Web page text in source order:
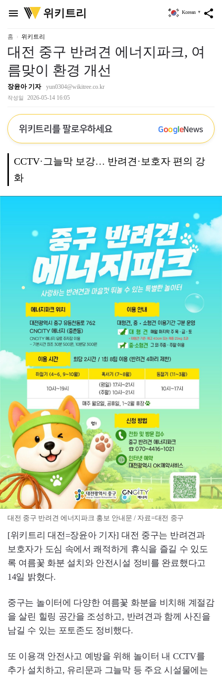
menu
위
키
리
위키트리 share
Korean ▼
홈 위키트리
대전 중구 반려견 에너지파크, 여
름맞이 환경 개선
장윤아 기자 yun0304@wikitree.co.kr
작성일 2026-05-14 16:05
위키트리를 팔로우하세요 GoogleNews
CCTV·그늘막 보강… 반려견·보호자 편의 강
화
대전 중구 반려견 에너지파크 홍보 안내문 / 자료=대전 중구
[위키트리 대전=장윤아 기자] 대전 중구는 반려견과
보호자가 도심 속에서 쾌적하게 휴식을 즐길 수 있도
록 여름꽃 화분 설치와 안전시설 정비를 완료했다고
14일 밝혔다.
중구는 놀이터에 다양한 여름꽃 화분을 비치해 계절감
을 살린 힐링 공간을 조성하고, 반려견과 함께 사진을
남길 수 있는 포토존도 정비했다.
또 이용객 안전사고 예방을 위해 놀이터 내 CCTV를
추가 설치하고, 유리문과 그늘막 등 주요 시설물에는